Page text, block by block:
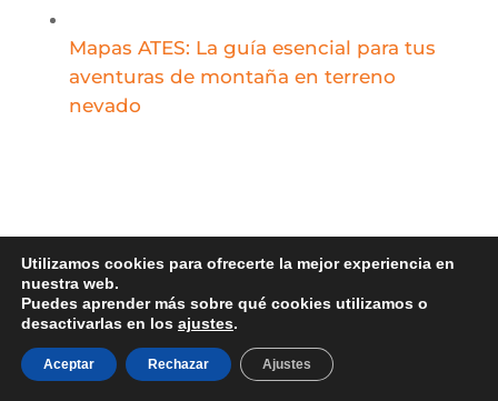
Mapas ATES: La guía esencial para tus
aventuras de montaña en terreno
nevado
Comparativa BaseCamp Land-
CompeGps – Garmin&Twonav:
Descubre el mejor…
Utilizamos cookies para ofrecerte la mejor experiencia en
nuestra web.
Puedes aprender más sobre qué cookies utilizamos o
desactivarlas en los ajustes.
Aceptar Rechazar Ajustes